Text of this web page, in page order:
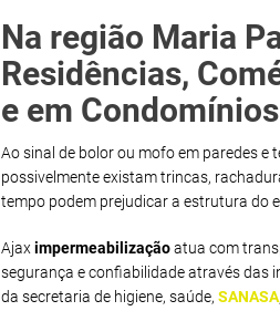
Na região Maria
Residências,
e em
Ao sinal de bolor ou mofo em paredes e
possivelmente existam trincas,
tempo podem prejudicar a estrutura do
Ajaximpermeabilizaçãoatua com
segurança e confiabilidade através das
da secretaria de higiene, saúde, SANASA,